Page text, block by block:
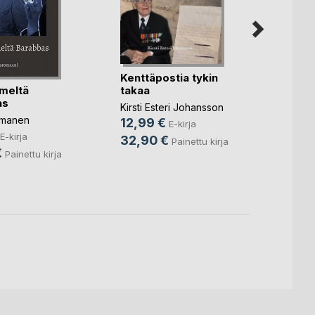
E-kirja
Painettu kirja
Kenttäpostia tykin
takaa
Kirsti Esteri Johansson
12,99 € E-kirja
32,90 € Painettu kirja